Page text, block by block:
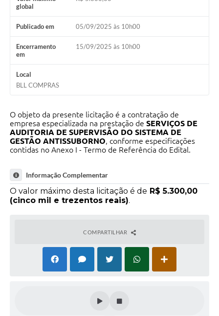
global
Publicado em 05/09/2025 às 10h00
Encerramento
em
15/09/2025 às 10h00
Local
BLL COMPRAS
O objeto da presente licitação é a contratação de
empresa especializada na prestação de SERVIÇOS DE
AUDITORIA DE SUPERVISÃO DO SISTEMA DE
GESTÃO ANTISSUBORNO, conforme especificações
contidas no Anexo I - Termo de Referência do Edital.
Informação Complementar
O valor máximo desta licitação é de R$ 5.300,00
(cinco mil e trezentos reais).
COMPARTILHAR